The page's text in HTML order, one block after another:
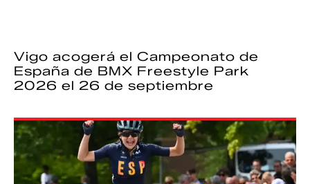
Vigo acogerá el Campeonato de
España de BMX Freestyle Park
2026 el 26 de septiembre